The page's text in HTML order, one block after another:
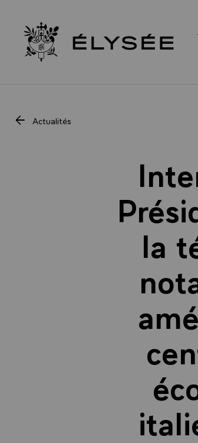
Retour à l’accueil Élysée
Actualités
la